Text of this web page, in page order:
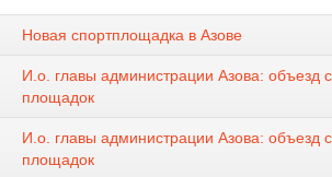
Новая спортплощадка в Азове
И.о. главы администрации Азова: объезд
площадок
И.о. главы администрации Азова: объезд
площадок